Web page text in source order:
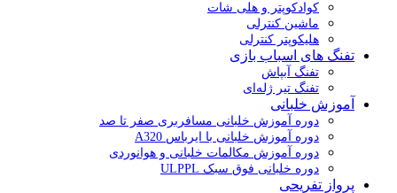
کوادکوپتر و هلی شات
ماشین کنترلی
هلیکوپتر کنترلی
تفنگ های اسباب بازی
تفنگ آبپاش
تفنگ تیر ژله‌ای
آموزش خلبانی
دوره آموزش خلبانی مسافربری صفر تا صد
دوره آموزش خلبانی با ایرباس A320
دوره آموزش مکالمات خلبانی و هوانوردی
دوره خلبانی فوق سبک ULPPL
پرواز تفریحی